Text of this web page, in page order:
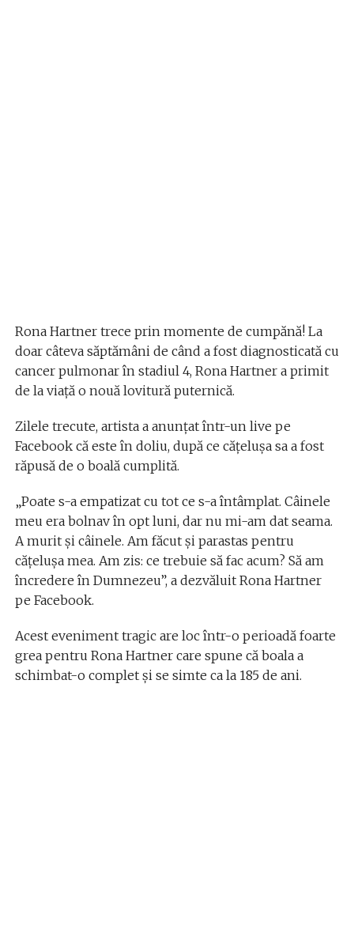
Rona Hartner trece prin momente de cumpănă! La
doar câteva săptămâni de când a fost diagnosticată cu
cancer pulmonar în stadiul 4, Rona Hartner a primit
de la viață o nouă lovitură puternică.
Zilele trecute, artista a anunțat într-un live pe
Facebook că este în doliu, după ce cățelușa sa a fost
răpusă de o boală cumplită.
„Poate s-a empatizat cu tot ce s-a întâmplat. Câinele
meu era bolnav în opt luni, dar nu mi-am dat seama.
A murit și câinele. Am făcut și parastas pentru
cățelușa mea. Am zis: ce trebuie să fac acum? Să am
încredere în Dumnezeu”, a dezvăluit Rona Hartner
pe Facebook.
Acest eveniment tragic are loc într-o perioadă foarte
grea pentru Rona Hartner care spune că boala a
schimbat-o complet și se simte ca la 185 de ani.